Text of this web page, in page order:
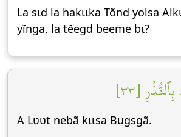
La sɩd la hakɩɩka Tõnd yolsa
yĩnga, la tẽegd beeme bɩ?
[٣٣]
A Lʋʋt nebã kɩɩsa Bugsgã.